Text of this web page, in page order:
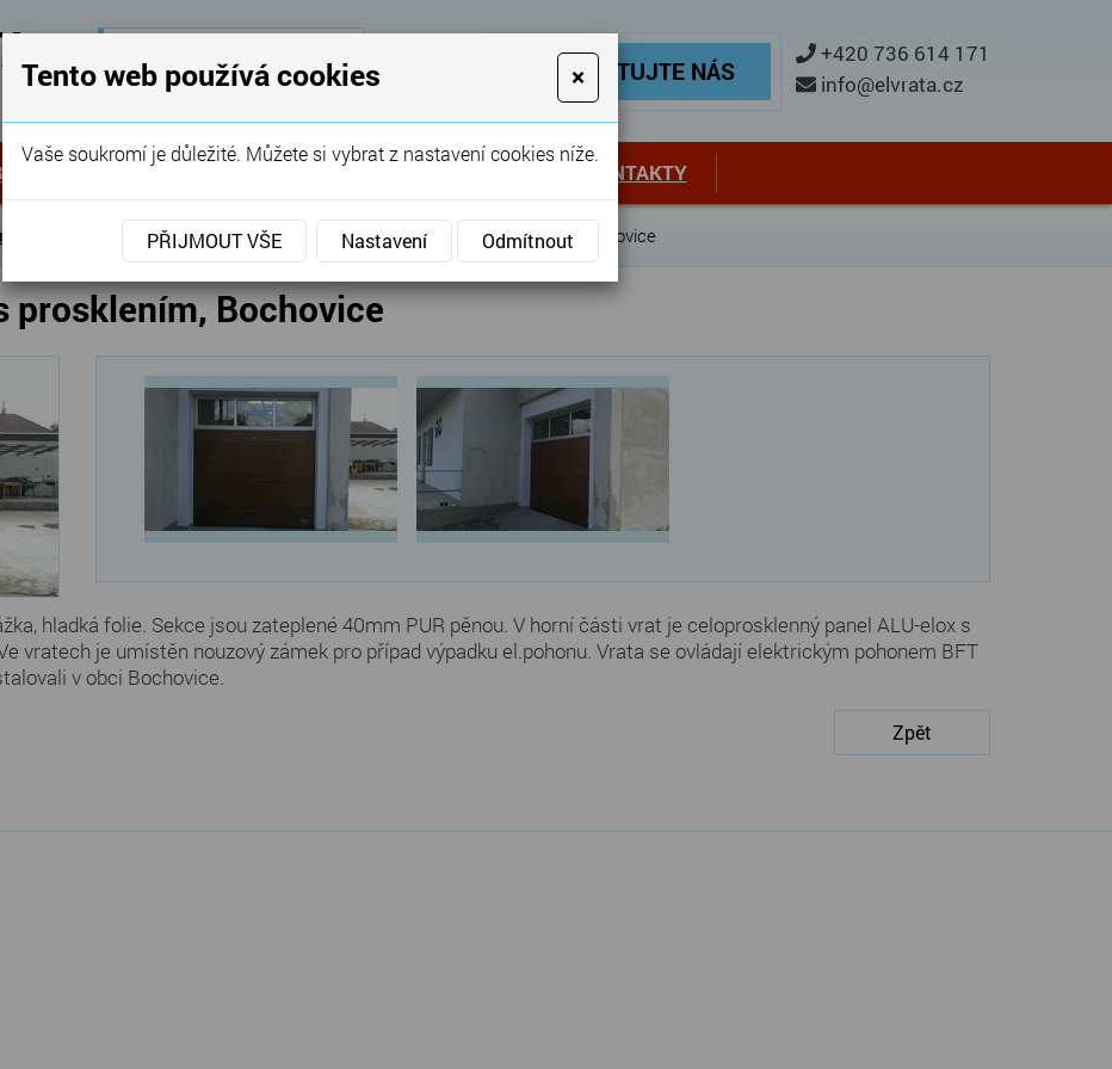
Garážová vrata, brány, ploty ...
Kontaktujte nás
KONTAKTUJTE NÁS
+420 736 614 171
info@elvrata.cz
SERVIS REFERENCE KONTAKTY
vrata Sekční » Sekční vrata zlatý dub s prosklením, Bochovice
prosklením, Bochovice
hladká folie. Sekce jsou zateplené 40mm PUR pěnou. V horní části vrat je celoprosklenný panel ALU-elox s
vratech je umístěn nouzový zámek pro případ výpadku el.pohonu. Vrata se ovládají elektrickým pohonem BFT
v obci Bochovice.
Zpět
Tento web používá cookies ×
Vaše soukromí je důležité. Můžete si vybrat z nastavení cookies níže.
PŘIJMOUT VŠE Nastavení Odmítnout